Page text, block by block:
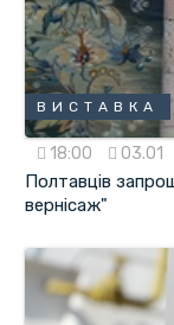
ВИСТАВКА
18:00 03.01
Полтавців
вернісаж"